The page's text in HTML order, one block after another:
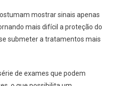
mostrar sinais apenas
mais difícil a proteção do
submeter a tratamentos mais
de exames que podem